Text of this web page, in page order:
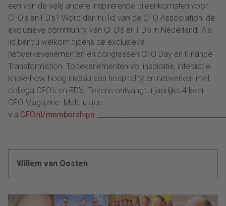
een van de vele andere inspirerende bijeenkomsten voor
CFO’s en FD’s? Word dan nu lid van de CFO Association, dé
exclusieve community van CFO’s en FD’s in Nederland. Als
lid bent u welkom tijdens de exclusieve
netwerkevenementen en congressen CFO Day en Finance
Transformation. Topevenementen vol inspiratie, interactie,
know-how, hoog niveau aan hospitality en netwerken met
collega CFO’s en FD’s. Tevens ontvangt u jaarlijks 4 keer
CFO Magazine. Meld u aan
via CFO.nl/memberships
Willem van Oosten